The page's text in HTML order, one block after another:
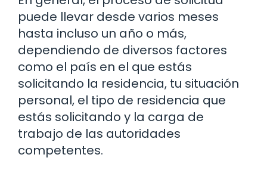
puede llevar desde varios meses
hasta incluso un año o más,
dependiendo de diversos factores
como el país en el que estás
solicitando la residencia, tu situación
personal, el tipo de residencia que
estás solicitando y la carga de
trabajo de las autoridades
competentes.